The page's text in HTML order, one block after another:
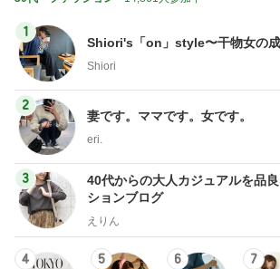
1
Shiori's「on」style〜干物女の
Shiori
2
妻です。ママです。女です。
eri.
3
40代からの大人カジュアルを品
ションブログ
えりん
4 5 6 7